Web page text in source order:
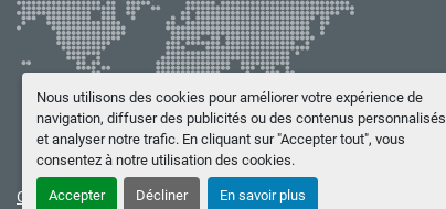
Nous utilisons des cookies pour améliorer votre expérience de
navigation, diffuser des publicités ou des contenus personnalisés
et analyser notre trafic. En cliquant sur "Accepter tout", vous
consentez à notre utilisation des cookies.
Accepter Décliner En savoir plus
Gérez les cookies © Copyright BIOTEKNICS